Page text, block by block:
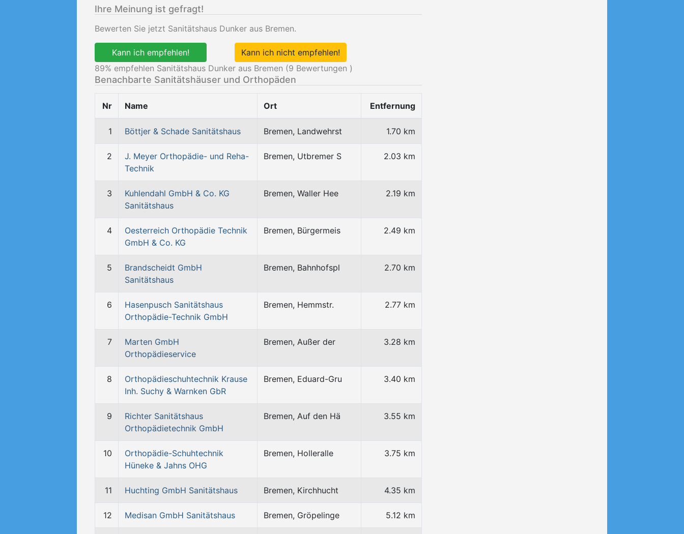
Ihre Meinung ist gefragt!
Bewerten Sie jetzt Sanitätshaus Dunker aus Bremen.
Kann ich empfehlen!
Kann ich nicht empfehlen!
89% empfehlen Sanitätshaus Dunker aus Bremen (9 Bewertungen )
Benachbarte Sanitätshäuser und Orthopäden
Nr Name Ort Entfernung
1 Böttjer & Schade Sanitätshaus Bremen, Landwehrst 1.70 km
2
J. Meyer Orthopädie- und Reha-
Technik
Bremen, Utbremer S 2.03 km
3
Kuhlendahl GmbH & Co. KG
Sanitätshaus
Bremen, Waller Hee 2.19 km
4
Oesterreich Orthopädie Technik
GmbH & Co. KG
Bremen, Bürgermeis 2.49 km
5
Brandscheidt GmbH
Sanitätshaus
Bremen, Bahnhofspl 2.70 km
6
Hasenpusch Sanitätshaus
Orthopädie-Technik GmbH
Bremen, Hemmstr. 2.77 km
7
Marten GmbH
Orthopädieservice
Bremen, Außer der 3.28 km
8
Orthopädieschuhtechnik Krause
Inh. Suchy & Warnken GbR
Bremen, Eduard-Gru 3.40 km
9
Richter Sanitätshaus
Orthopädietechnik GmbH
Bremen, Auf den Hä 3.55 km
10
Orthopädie-Schuhtechnik
Hüneke & Jahns OHG
Bremen, Holleralle 3.75 km
11 Huchting GmbH Sanitätshaus Bremen, Kirchhucht 4.35 km
12 Medisan GmbH Sanitätshaus Bremen, Gröpelinge 5.12 km